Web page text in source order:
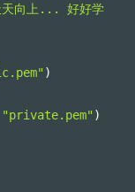
天向上... 好好学
)
"private.pem" )